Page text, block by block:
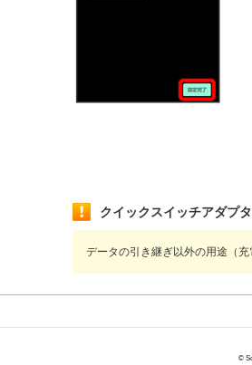
クイックスイッチアダプ
データの引き継ぎ以外の用途（
©